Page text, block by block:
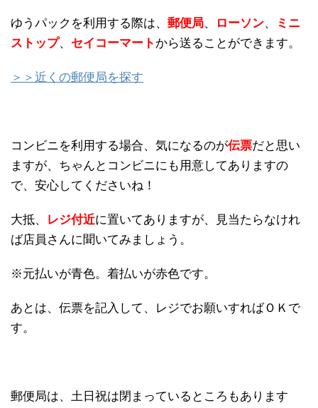
ゆうパックを利用する際は、 郵便局、 ローソン、
ミニ
ストップ、 セイコーマート から送ることができます。
＞＞近くの郵便局を探す
コンビニを利用する場合、気になるのが伝票だと思い
ますが、ちゃんとコンビニにも用意してありますの
で、安心してくださいね！
大抵、 レジ付近に置いてありますが、見当たらなけれ
ば店員さんに聞いてみましょう。
※元払いが青色。着払いが赤色です。
あとは、伝票を記入して、レジでお願いすればＯＫで
す。
郵便局は、土日祝は閉まっているところもあります